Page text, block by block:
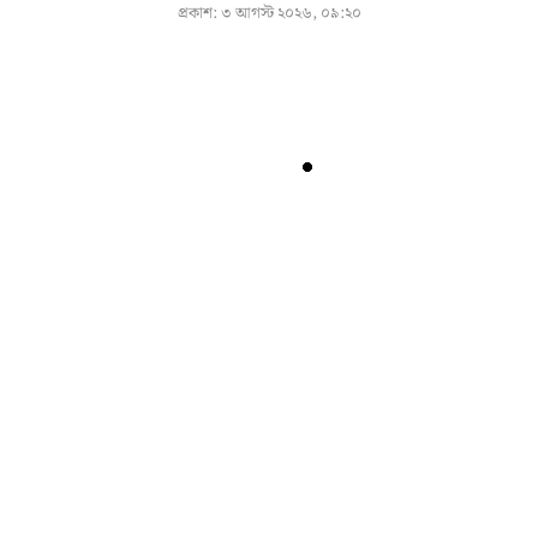
প্রকাশ:৩ আগস্ট ২০২৬, ০৯:২০